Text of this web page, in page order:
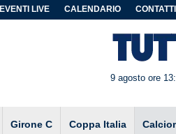
EVENTI LIVE CALENDARIO CONTATTI
9 agosto ore
Girone C Coppa Italia